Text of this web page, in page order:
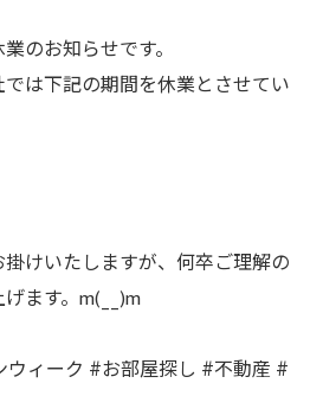
のお知らせです。
は下記の期間を休業とさせてい
けいたしますが、何卒ご理解の
ます。m(__)m
ウィーク #お部屋探し #不動産 #